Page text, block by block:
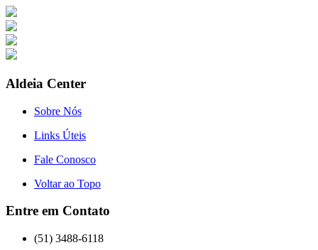
Aldeia Center
Sobre Nós
Links Úteis
Fale Conosco
Voltar ao Topo
Entre em Contato
(51) 3488-6118